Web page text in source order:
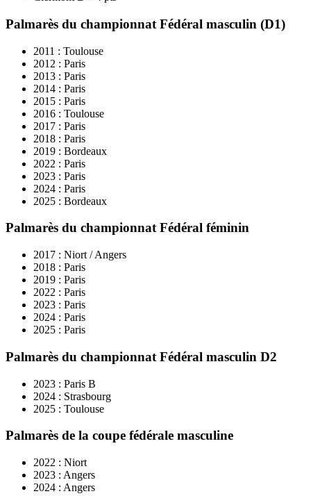
Palmarès du championnat Fédéral masculin (D1)
2011 : Toulouse
2012 : Paris
2013 : Paris
2014 : Paris
2015 : Paris
2016 : Toulouse
2017 : Paris
2018 : Paris
2019 : Bordeaux
2022 : Paris
2023 : Paris
2024 : Paris
2025 : Bordeaux
Palmarès du championnat Fédéral féminin
2017 : Niort / Angers
2018 : Paris
2019 : Paris
2022 : Paris
2023 : Paris
2024 : Paris
2025 : Paris
Palmarès du championnat Fédéral masculin D2
2023 : Paris B
2024 : Strasbourg
2025 : Toulouse
Palmarès de la coupe fédérale masculine
2022 : Niort
2023 : Angers
2024 : Angers